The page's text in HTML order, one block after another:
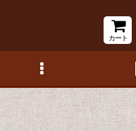
カート